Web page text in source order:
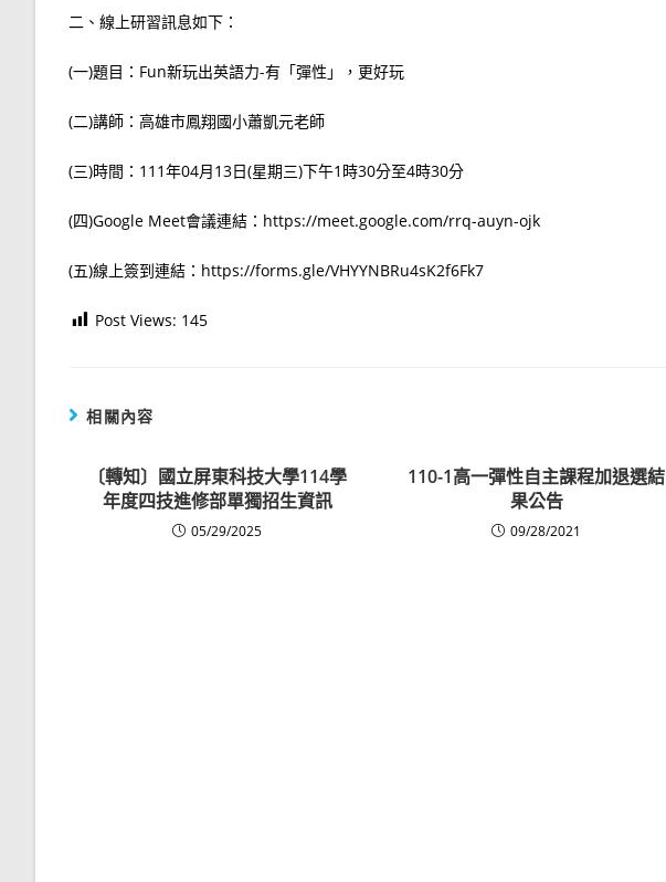
二、線上研習訊息如下：
(一)題目：Fun新玩出英語力-有「彈性」，更好玩
(二)講師：高雄市鳳翔國小蕭凱元老師
(三)時間：111年04月13日(星期三)下午1時30分至4時30分
(四)Google Meet會議連結：https://meet.google.com/rrq-auyn-ojk
(五)線上簽到連結：https://forms.gle/VHYYNBRu4sK2f6Fk7
Post Views: 145
相關內容
〔轉知〕國立屏東科技大學114學
年度四技進修部單獨招生資訊
05/29/2025
110-1高一彈性自主課程加退選結
果公告
09/28/2021